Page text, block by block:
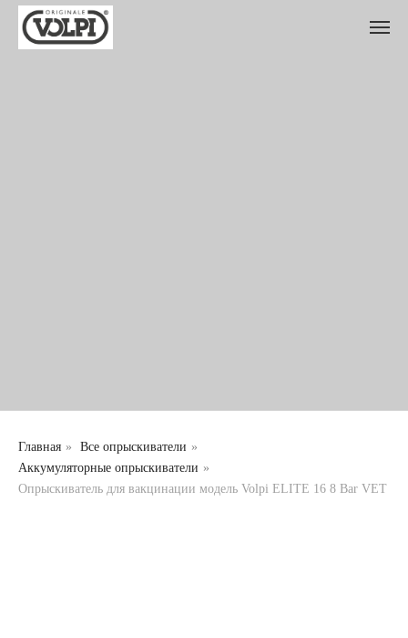
Главная » Все опрыскиватели »
Аккумуляторные опрыскиватели »
Опрыскиватель для вакцинации модель Volpi ELITE 16 8 Bar VET